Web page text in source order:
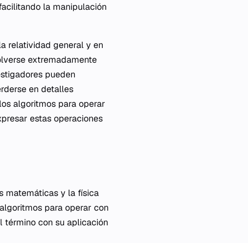
la manipulación
relatividad general y en
extremadamente
pueden
en detalles
algoritmos para operar
estas operaciones
matemáticas y la física
para operar con
término con su aplicación